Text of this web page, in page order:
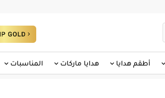
أطقم هدايا هدايا ماركات المناسبات